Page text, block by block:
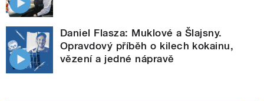
Daniel Flasza: Muklové a Šlajsny.
Opravdový příběh o kilech kokainu,
vězení a jedné nápravě